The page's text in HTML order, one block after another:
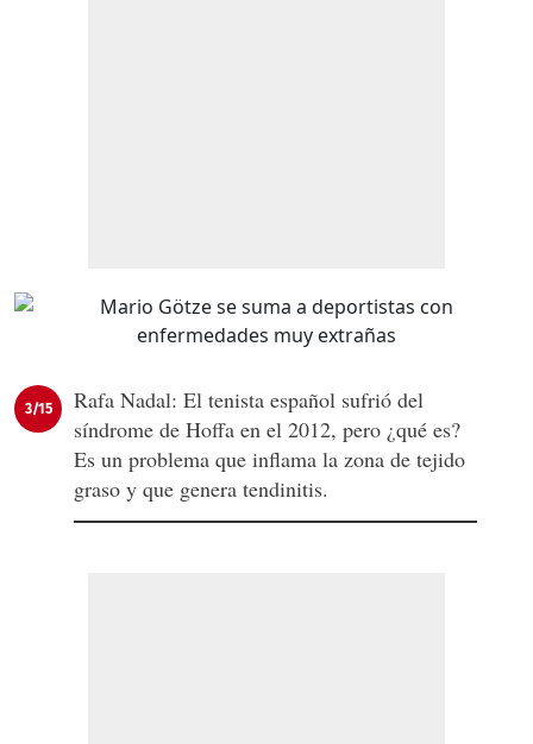
3/15
Rafa Nadal: El tenista español sufrió del
síndrome de Hoffa en el 2012, pero ¿qué es?
Es un problema que inflama la zona de tejido
graso y que genera tendinitis.